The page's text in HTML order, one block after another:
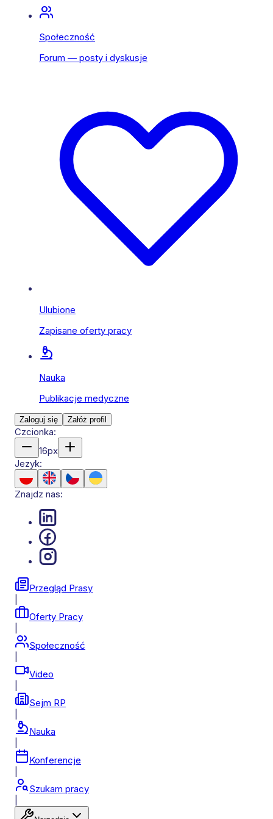
Społeczność
Forum — posty i dyskusje
Ulubione
Zapisane oferty pracy
Nauka
Publikacje medyczne
Zaloguj się Załóż profil
Czcionka:
16px
Jezyk:
Znajdz nas:
Przegląd Prasy
Oferty Pracy
Społeczność
Video
Sejm RP
Nauka
Konferencje
Szukam pracy